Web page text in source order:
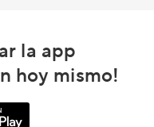
la app
hoy mismo!